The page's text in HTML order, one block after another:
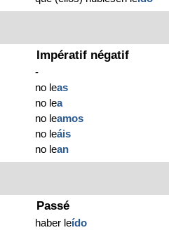
Impératif négatif
-
no leas
no lea
no leamos
no leáis
no lean
Passé
haber leído